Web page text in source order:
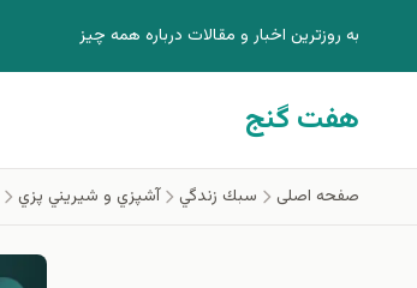
به روزترين اخبار و مقالات درباره همه چيز
هفت گنج
صفحه اصلی سبك زندگي آشپزي و شيريني پزي